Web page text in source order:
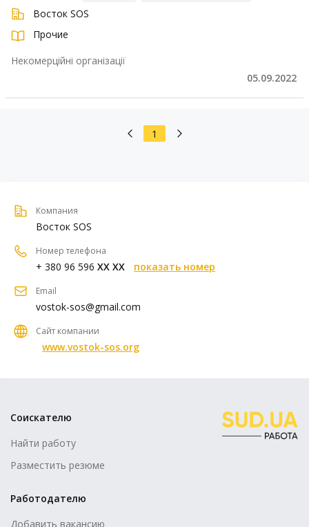
Восток SOS
Прочие
Некомерційні організації
05.09.2022
1
Компания
Восток SOS
Номер телефона
+ 380 96 596 XX XX показать номер
Email
vostok-sos@gmail.com
Сайт компании
www.vostok-sos.org
Соискателю
Найти работу
Разместить резюме
Работодателю
Добавить вакансию